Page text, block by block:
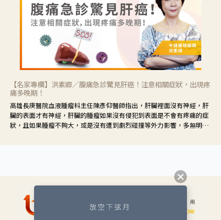
【名家專欄】洪素卿／腹痛急診驚見肝癌！注意相關症狀，出現疼
痛多晚期！
高雄長庚醫院血液腫瘤科主任陳彥仰醫師指出，肝臟裡面沒有神經，肝
臟的表面才有神經，肝臟的腫瘤如果沒有侵犯到表面是不會有疼痛的症
狀，且如果腫瘤不夠大，或是沒有遭到劇烈碰撞等外力影響，多無明顯